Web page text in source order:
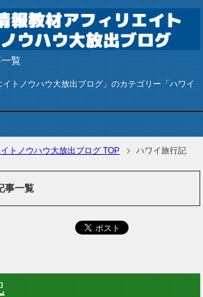
一覧
イトノウハウ大放出ブログ」のカテゴリー「ハワイ
トノウハウ大放出ブログ TOP ハワイ旅行記
事一覧